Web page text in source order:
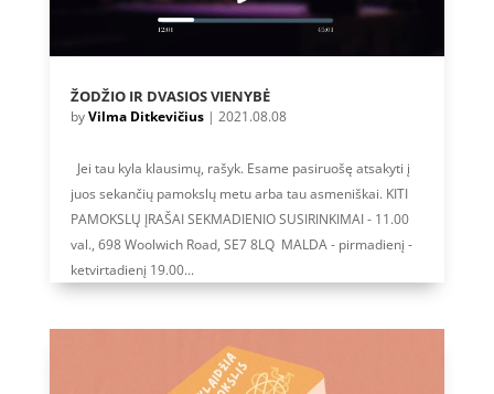
ŽODŽIO IR DVASIOS VIENYBĖ
byVilma Ditkevičius| 2021.08.08
Jei tau kyla klausimų, rašyk. Esame pasiruošę atsakyti į
juos sekančių pamokslų metu arba tau asmeniškai. KITI
PAMOKSLŲ ĮRAŠAI SEKMADIENIO SUSIRINKIMAI - 11.00
val., 698 Woolwich Road, SE7 8LQ MALDA - pirmadienį -
ketvirtadienį 19.00...